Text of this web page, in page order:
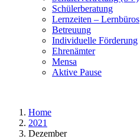
Schülerberatung
Lernzeiten – Lernbüros
Betreuung
Individuelle Förderung
Ehrenämter
Mensa
Aktive Pause
Home
2021
Dezember